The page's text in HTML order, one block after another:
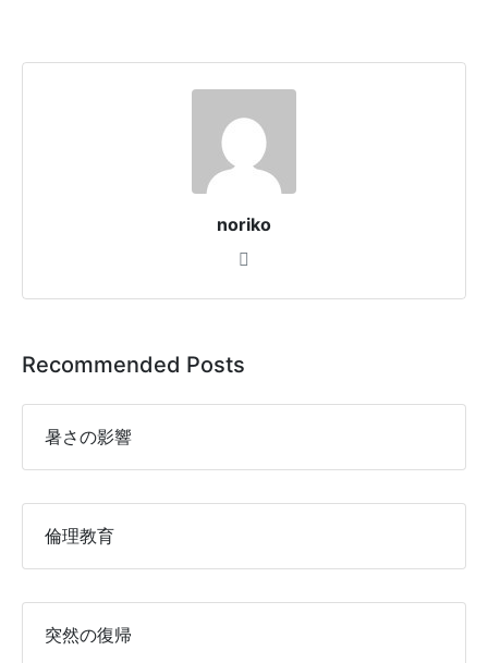
noriko
Recommended Posts
暑さの影響
倫理教育
突然の復帰